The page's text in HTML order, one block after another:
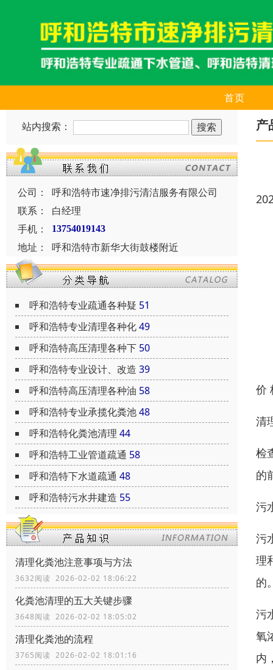
首页
站内搜索：
公司：
呼和浩特市速净排污清洁服务有限公司
联系：
白经理
手机：
13754019143
地址： 呼和浩特市新华大街鼓楼附近
呼和浩特专业疏通各种疑 51
呼和浩特专业清理各种化49
呼和浩特高压清理各种下 50
呼和浩特专业设计、改造 39
呼和浩特高压清理各种油 58
呼和浩特专业承揽化粪池48
呼和浩特化粪池清理 44
呼和浩特工业管道疏通 58
呼和浩特下水道疏通 48
呼和浩特污水井建造 55
清理化粪池注意事项与方法
3632阅读 2026-02-02 18:06:22
化粪池清理的五大关键步骤
3648阅读 2026-02-02 18:05:02
清理化粪池的流程
3765阅读 2026-02-02 18:01:16
产
价
清
检
的
污
污
理
的
污
氧
内